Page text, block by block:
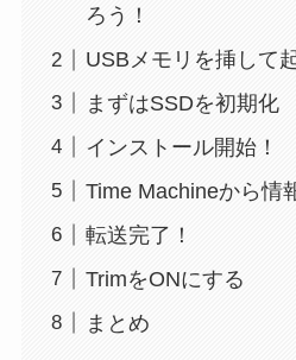
ろう！
USBメモリを挿して
まずはSSDを初期化
インストール開始！
Time Machineから情
転送完了！
TrimをONにする
まとめ